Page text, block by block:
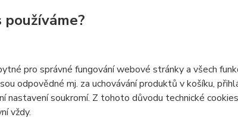
používáme?
pro správné fungování webové stránky a všech
odpovědné mj. za uchovávání produktů v košíku,
nastavení soukromí. Z tohoto důvodu technické
vždy.